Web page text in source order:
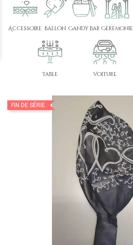
Accessoire Ballon Candy bar Cérémonie
Table Voiture
FIN DE SÉRIE